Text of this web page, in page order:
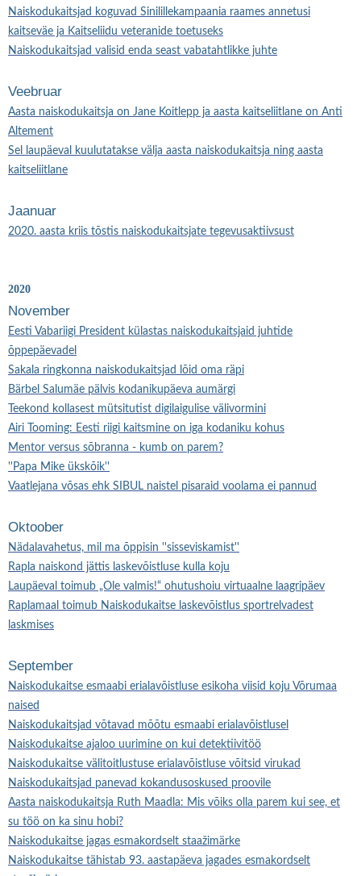
Naiskodukaitsjad koguvad Sinilillekampaania raames annetusi
kaitseväe ja Kaitseliidu veteranide toetuseks
Naiskodukaitsjad valisid enda seast vabatahtlikke juhte
Veebruar
Aasta naiskodukaitsja on Jane Koitlepp ja aasta kaitseliitlane on Anti
Altement
Sel laupäeval kuulutatakse välja aasta naiskodukaitsja ning aasta
kaitseliitlane
Jaanuar
2020. aasta kriis tõstis naiskodukaitsjate tegevusaktiivsust
2020
November
Eesti Vabariigi President külastas naiskodukaitsjaid juhtide
õppepäevadel
Sakala ringkonna naiskodukaitsjad lõid oma räpi
Bärbel Salumäe pälvis kodanikupäeva aumärgi
Teekond kollasest mütsitutist digilaigulise välivormini
Airi Tooming: Eesti riigi kaitsmine on iga kodaniku kohus
Mentor versus sõbranna - kumb on parem?
''Papa Mike ükskõik''
Vaatlejana võsas ehk SIBUL naistel pisaraid voolama ei pannud
Oktoober
Nädalavahetus, mil ma õppisin ''sisseviskamist''
Rapla naiskond jättis laskevõistluse kulla koju
Laupäeval toimub „Ole valmis!“ ohutushoiu virtuaalne laagripäev
Raplamaal toimub Naiskodukaitse laskevõistlus sportrelvadest
laskmises
September
Naiskodukaitse esmaabi erialavõistluse esikoha viisid koju Võrumaa
naised
Naiskodukaitsjad võtavad mõõtu esmaabi erialavõistlusel
Naiskodukaitse ajaloo uurimine on kui detektiivitöö
Naiskodukaitse välitoitlustuse erialavõistluse võitsid virukad
Naiskodukaitsjad panevad kokandusoskused proovile
Aasta naiskodukaitsja Ruth Maadla: Mis võiks olla parem kui see, et
su töö on ka sinu hobi?
Naiskodukaitse jagas esmakordselt staažimärke
Naiskodukaitse tähistab 93. aastapäeva jagades esmakordselt